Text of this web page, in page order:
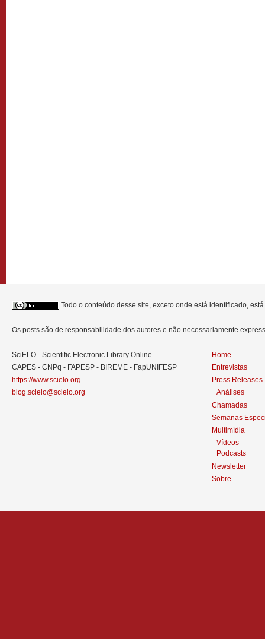
Todo o conteúdo desse site, exceto onde está identificado,
Os posts são de responsabilidade dos autores e não necessariamente
SciELO - Scientific Electronic Library Online
CAPES - CNPq - FAPESP - BIREME - FapUNIFESP
https://www.scielo.org
blog.scielo@scielo.org
Home
Entrevistas
Press Releases
Análises
Chamadas
Semanas
Multimídia
Vídeos
Podcasts
Newsletter
Sobre